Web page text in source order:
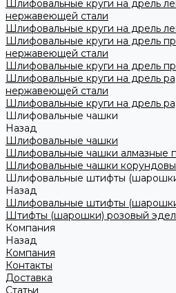
Шлифовальные круги на дрель
нержавеющей стали
Шлифовальные круги на дрель
Шлифовальные круги на дрель
нержавеющей стали
Шлифовальные круги на дрель
Шлифовальные круги на дрель
нержавеющей стали
Шлифовальные круги на дрель
Шлифовальные чашки
Назад
Шлифовальные чашки
Шлифовальные чашки алмазные
Шлифовальные чашки
Шлифовальные штифты
Назад
Шлифовальные штифты
Штифты (шарошки) розовый
Компания
Назад
Компания
Контакты
Доставка
Статьи